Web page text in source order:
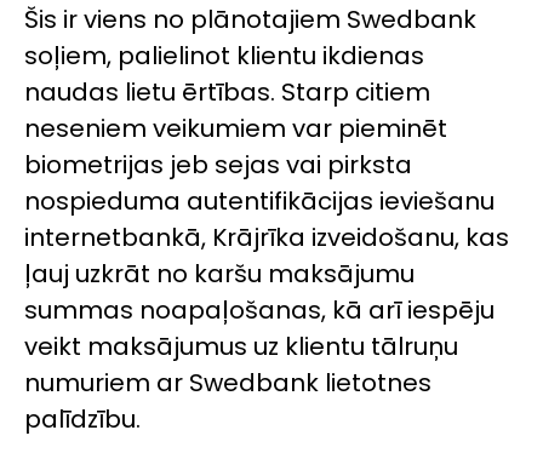
Šis ir viens no plānotajiem Swedbank
soļiem, palielinot klientu ikdienas
naudas lietu ērtības. Starp citiem
neseniem veikumiem var pieminēt
biometrijas jeb sejas vai pirksta
nospieduma autentifikācijas ieviešanu
internetbankā, Krājrīka izveidošanu, kas
ļauj uzkrāt no karšu maksājumu
summas noapaļošanas, kā arī iespēju
veikt maksājumus uz klientu tālruņu
numuriem ar Swedbank lietotnes
palīdzību.